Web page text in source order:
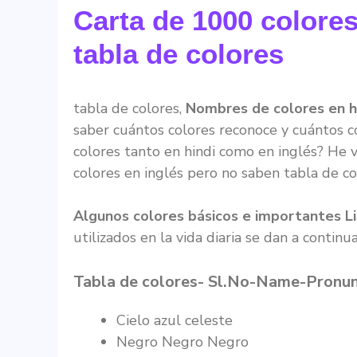
Carta de 1000
tabla de colores
tabla de colores, Nombres de colores en
saber cuántos colores reconoce y cuántos
colores tanto en hindi como en inglés? He
colores en inglés pero no saben tabla de
Algunos colores básicos e importantes
utilizados en la vida diaria se dan a
Tabla de colores- Sl.No-Name-
Cielo azul celeste
Negro Negro Negro